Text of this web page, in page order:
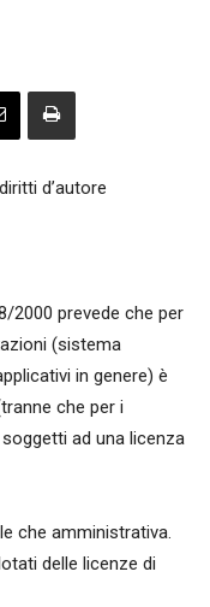
d’autore
2000 prevede che per
(sistema
in genere) è
che per i
ad una licenza
che amministrativa.
delle licenze di